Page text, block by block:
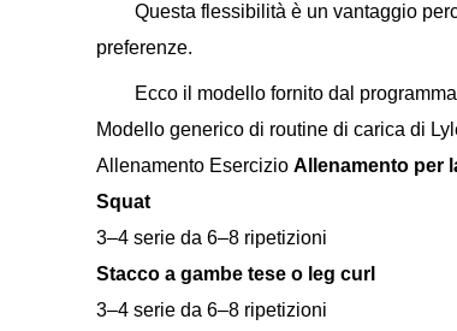
Questa flessibilità è un vantaggio
preferenze.
Ecco il modello fornito dal
Modello generico di routine di carica di
Allenamento Esercizio Allenamento per
Squat
3–4 serie da 6–8 ripetizioni
Stacco a gambe tese o leg curl
3–4 serie da 6–8 ripetizioni